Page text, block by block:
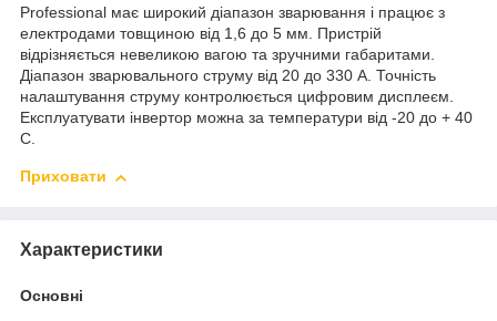
Professional має широкий діапазон зварювання і працює з
електродами товщиною від 1,6 до 5 мм. Пристрій
відрізняється невеликою вагою та зручними габаритами.
Діапазон зварювального струму від 20 до 330 А. Точність
налаштування струму контролюється цифровим дисплеєм.
Експлуатувати інвертор можна за температури від -20 до + 40
С.
Приховати
Характеристики
Основні